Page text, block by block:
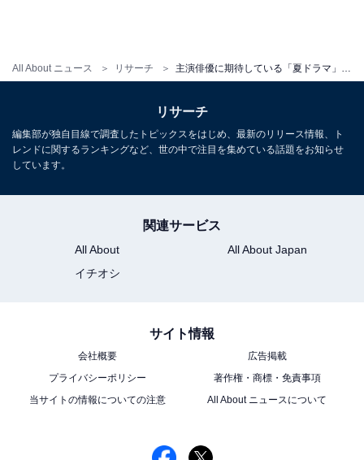
All About ニュース リサーチ
9位までの全ランキング結果を見
『海のはじまり』を1票差で抑えた1位は？
リサーチ
編集部が独自目線で調査したトピックスをはじめ、最新のリリース情報、ト
レンドに関するランキングなど、世の中で注目を集めている話題をお知らせ
しています。
関連サービス
All About
All About Japan
イチオシ
サイト情報
会社概要
広告掲載
プライバシーポリシー
著作権・商標・免責事項
当サイトの情報についての注意
All About ニュースについて